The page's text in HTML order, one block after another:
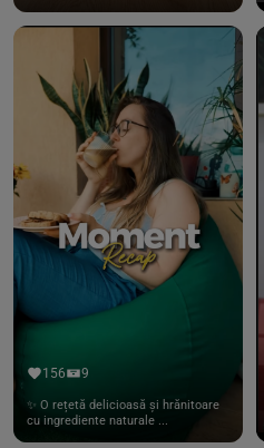
156 9
✨ O rețetă delicioasă și hrănitoare
cu ingrediente naturale ...